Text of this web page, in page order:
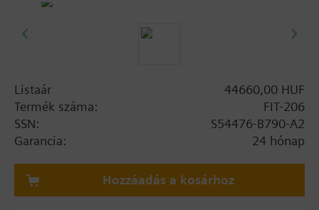
Listaár
44660,00 HUF
Termék száma:
FIT-206
SSN:
S54476-B790-A2
Garancia:
24 hónap
Hozzáadás a kosárhoz